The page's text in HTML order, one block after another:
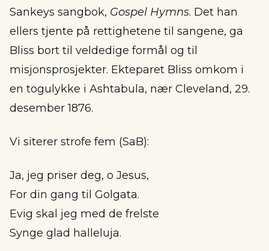
Sankeys sangbok, Gospel Hymns. Det han
ellers tjente på rettighetene til sangene, ga
Bliss bort til veldedige formål og til
misjonsprosjekter. Ekteparet Bliss omkom i
en togulykke i Ashtabula, nær Cleveland, 29.
desember 1876.
Vi siterer strofe fem (SaB):
Ja, jeg priser deg, o Jesus,
For din gang til Golgata.
Evig skal jeg med de frelste
Synge glad halleluja.